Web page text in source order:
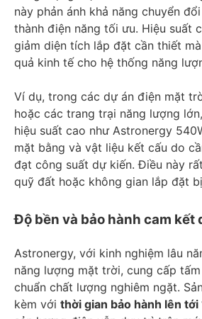
này phản ánh khả năng chuyển
thành điện năng tối ưu. Hiệu suất
giảm diện tích lắp đặt cần thiết
quả kinh tế cho hệ thống năng
Ví dụ, trong các dự án điện mặt
hoặc các trang trại năng lượng
hiệu suất cao như Astronergy
mặt bằng và vật liệu kết cấu do
đạt công suất dự kiến. Điều này
quỹ đất hoặc không gian lắp đặt
Độ bền và bảo hành cam kết
Astronergy, với kinh nghiệm lâu
năng lượng mặt trời, cung cấp
chuẩn chất lượng nghiêm ngặt.
kèm với thời gian bảo hành lên tới